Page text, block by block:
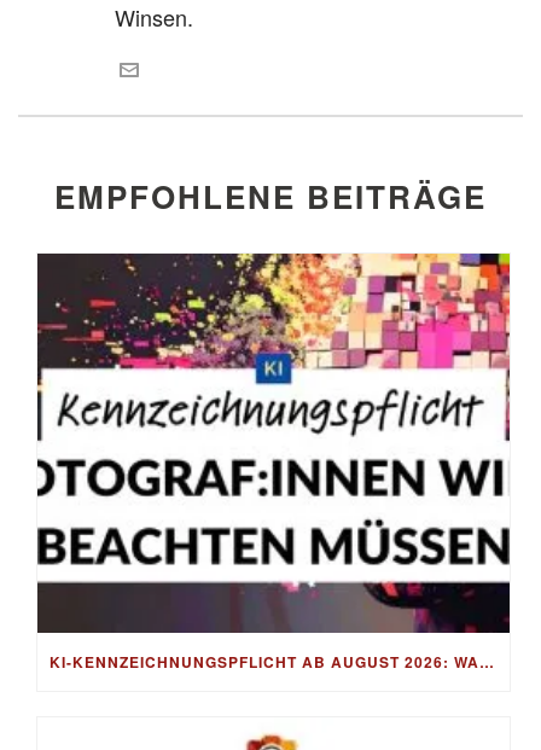
Winsen.
EMPFOHLENE BEITRÄGE
KI-KENNZEICHNUNGSPFLICHT AB AUGUST 2026: WAS FOTOGRAF:INNEN WIRKLICH BEACHTEN MÜSSEN